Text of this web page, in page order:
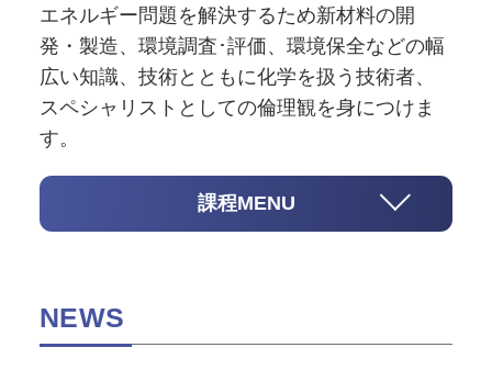
エネルギー問題を解決するため新材料の開
発・製造、環境調査･評価、環境保全などの幅
広い知識、技術とともに化学を扱う技術者、
スペシャリストとしての倫理観を身につけま
す。
課程MENU
NEWS